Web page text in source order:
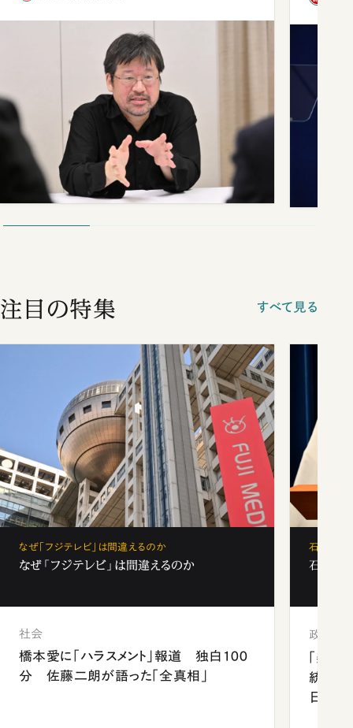
注目の特集 すべて見る
なぜ「フジテレビ」は間違えるのか
なぜ「フジテレビ」は間違えるのか
社会
橋本愛に「ハラスメント」報道 独白100
分 佐藤二朗が語った「全真相」
石破茂、
石破茂
政治
「楽し
統領と
日米